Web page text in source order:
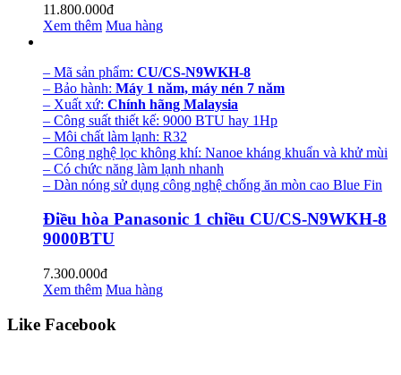
11.800.000đ
Xem thêm Mua hàng
– Mã sản phẩm: CU/CS-N9WKH-8
– Bảo hành: Máy 1 năm, máy nén 7 năm
– Xuất xứ: Chính hãng Malaysia
– Công suất thiết kế: 9000 BTU hay 1Hp
– Môi chất làm lạnh: R32
– Công nghệ lọc không khí: Nanoe kháng khuẩn và khử mùi
– Có chức năng làm lạnh nhanh
– Dàn nóng sử dụng công nghệ chống ăn mòn cao Blue Fin
Điều hòa Panasonic 1 chiều CU/CS-N9WKH-8
9000BTU
7.300.000đ
Xem thêm Mua hàng
Like Facebook